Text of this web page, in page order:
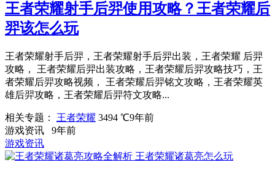
王者荣耀射手后羿使用攻略？王者荣耀后
羿该怎么玩
王者荣耀射手后羿，王者荣耀射手后羿出装，王者荣耀 后羿
攻略， 王者荣耀后羿出装攻略，王者荣耀后羿攻略技巧，王
者荣耀后羿攻略视频， 王者荣耀后羿铭文攻略，王者荣耀英
雄后羿攻略，王者荣耀后羿符文攻略...
相关专题： 王者荣耀 3494 ℃9年前
游戏资讯
9年前
游戏资讯